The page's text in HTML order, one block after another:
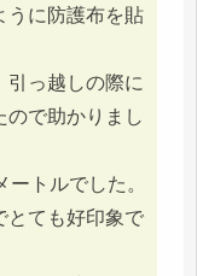
うに防護布を貼
引っ越しの際に
ので助かりまし
トルでした。
とても好印象で